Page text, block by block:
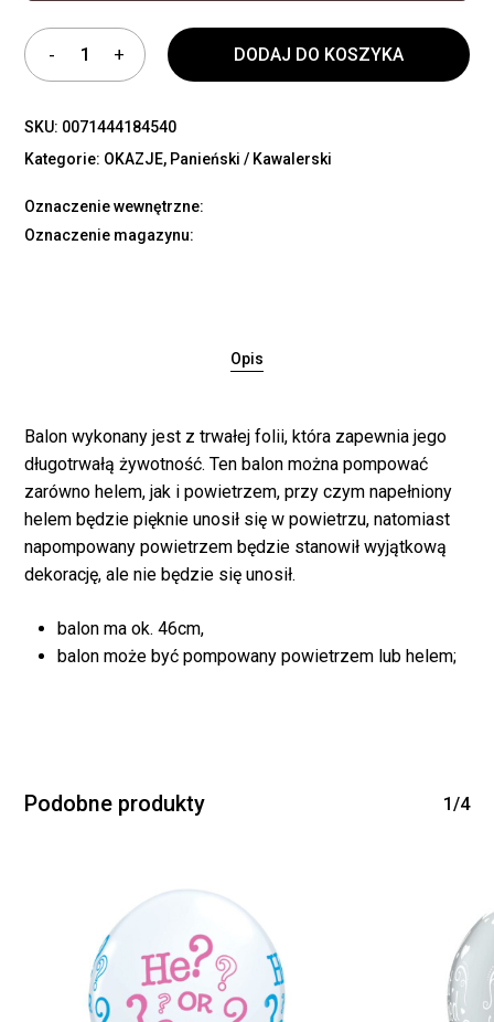
Brak produktów w
koszyku.
WRÓĆ DO SKLEPU
DODAJ DO KOSZYKA
SKU: 0071444184540
Kategorie: OKAZJE, Panieński / Kawalerski
Oznaczenie wewnętrzne:
Oznaczenie magazynu:
Opis
Balon wykonany jest z trwałej folii, która zapewnia jego
długotrwałą żywotność. Ten balon można pompować
zarówno helem, jak i powietrzem, przy czym napełniony
helem będzie pięknie unosił się w powietrzu, natomiast
napompowany powietrzem będzie stanowił wyjątkową
dekorację, ale nie będzie się unosił.
balon ma ok. 46cm,
balon może być pompowany powietrzem lub helem;
Podobne produkty 1/4